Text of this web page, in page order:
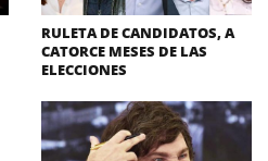
RULETA DE CANDIDATOS, A
CATORCE MESES DE LAS
ELECCIONES